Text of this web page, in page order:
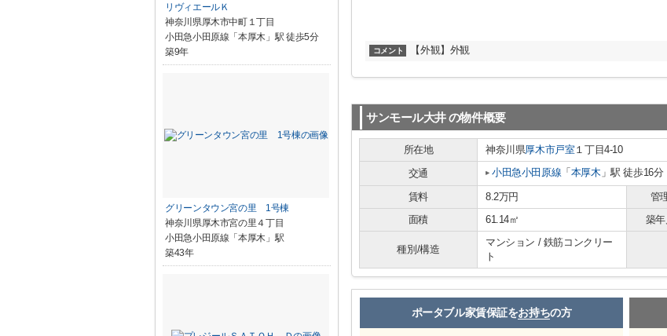
コメント 【外観】外観
サンモール大井の物件概要
所在地 神奈川県厚木市戸室１丁目4-10
交通
小田急小田原線 「 本厚木 」駅 徒歩16分
賃料 8.2万円 管
面積
61.14㎡ 築年
種別/構造
マンション / 鉄筋コンクリー
ト
ポータブル家賃保証をお持ちの方
リヴィエールＫ
神奈川県厚木市中町１丁目
小田急小田原線「本厚木」駅 徒歩5分
築9年
グリーンタウン宮の里 1号棟
神奈川県厚木市宮の里４丁目
小田急小田原線「本厚木」駅
築43年